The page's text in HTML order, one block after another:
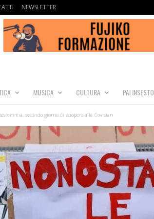
NEWSLETTER
MUSICA CULTURA PALINSESTO
secondo giorno di sciopero alla Covisian